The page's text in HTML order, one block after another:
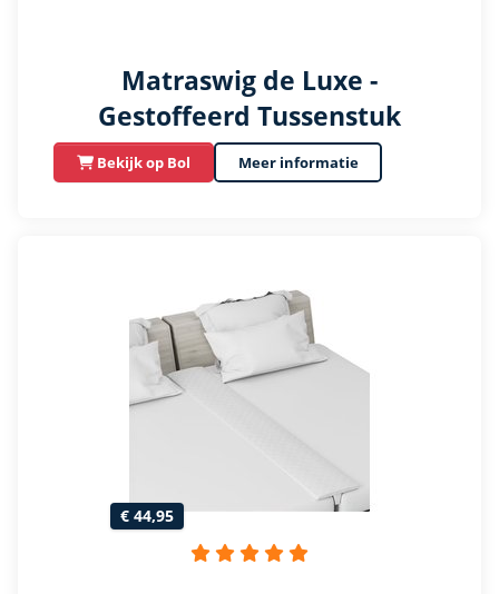
Matraswig de Luxe -
Gestoffeerd Tussenstuk
Bekijk op Bol Meer informatie
€ 44,95